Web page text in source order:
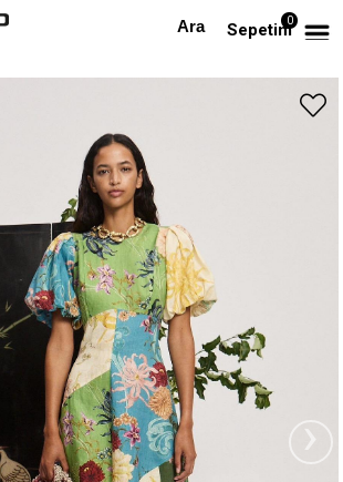
Sepetim0
Patchwork Desenli Kısa Kollu Premium Midi Elbise
›